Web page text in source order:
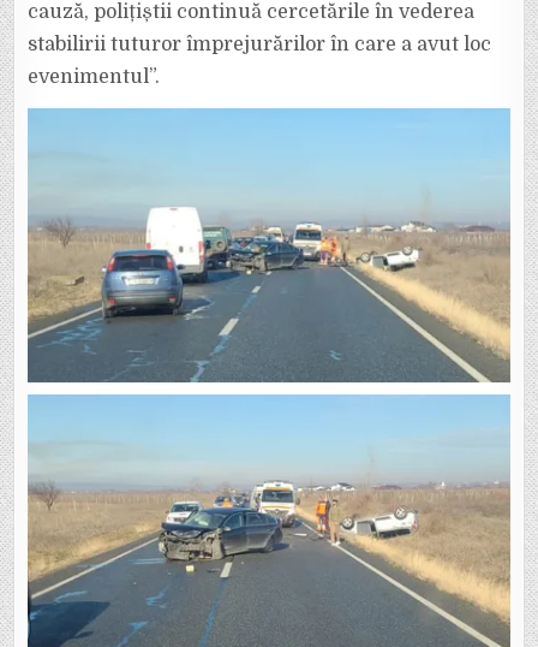
cauză, polițiștii continuă cercetările în vederea
stabilirii tuturor împrejurărilor în care a avut loc
evenimentul”.